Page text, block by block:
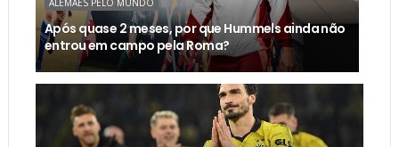
Após quase 2 meses, por que Hummels ainda não
entrou em campo pela Roma?